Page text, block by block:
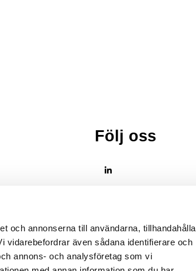
och annonserna till användarna, tillhandahålla
även sådana identifierare och
annons- och analysföretag som vi
189
Malmö
Följ oss